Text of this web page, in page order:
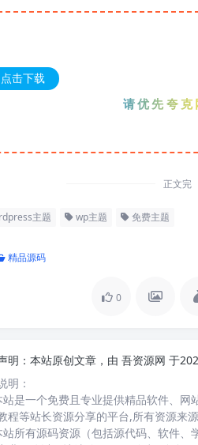
点击下载
请优先夸克网
正文完
主题 wp主题 免费主题
精品源码
0
明： 本站原创文章，由 吾资源网 于
明：
站是一个免费且专业提供精品软件、网
程等站长资源分享的平台,所有资源来
站所有源码资源（包括源代码、软件